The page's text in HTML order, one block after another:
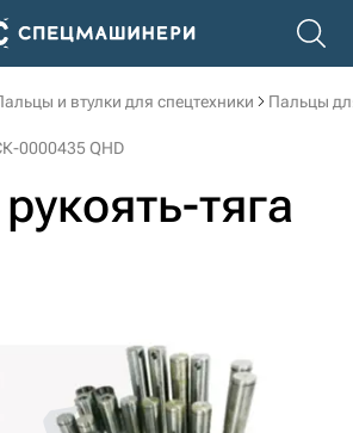
и втулки для спецтехники Пальцы
0000435 QHD
тяга